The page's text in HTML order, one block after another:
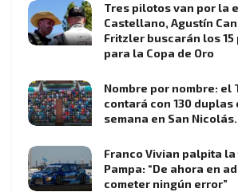
Tres pilotos van por la
Castellano, Agustín
Fritzler buscarán los
para la Copa de Oro
Nombre por nombre: el
contará con 130 duplas
semana en San Nicolás.
Franco Vivian palpita la
Pampa: “De ahora en
cometer ningún error”